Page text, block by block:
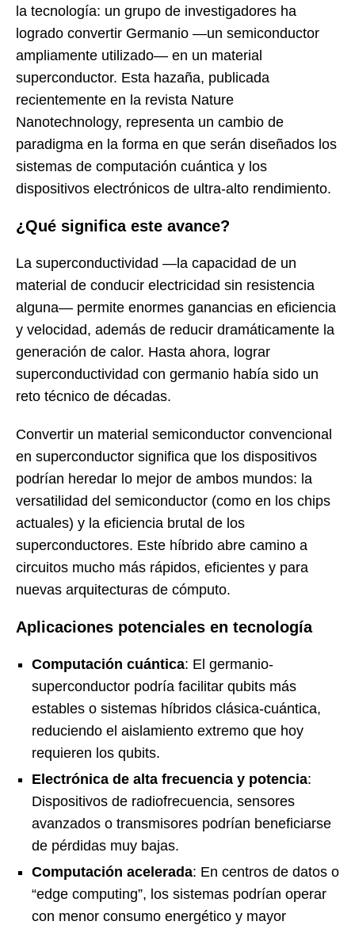
la tecnología: un grupo de investigadores ha
logrado convertir Germanio —un semiconductor
ampliamente utilizado— en un material
superconductor. Esta hazaña, publicada
recientemente en la revista Nature
Nanotechnology, representa un cambio de
paradigma en la forma en que serán diseñados los
sistemas de computación cuántica y los
dispositivos electrónicos de ultra-alto rendimiento.
¿Qué significa este avance?
La superconductividad —la capacidad de un
material de conducir electricidad sin resistencia
alguna— permite enormes ganancias en eficiencia
y velocidad, además de reducir dramáticamente la
generación de calor. Hasta ahora, lograr
superconductividad con germanio había sido un
reto técnico de décadas.
Convertir un material semiconductor convencional
en superconductor significa que los dispositivos
podrían heredar lo mejor de ambos mundos: la
versatilidad del semiconductor (como en los chips
actuales) y la eficiencia brutal de los
superconductores. Este híbrido abre camino a
circuitos mucho más rápidos, eficientes y para
nuevas arquitecturas de cómputo.
Aplicaciones potenciales en tecnología
Computación cuántica: El germanio-
superconductor podría facilitar qubits más
estables o sistemas híbridos clásica-cuántica,
reduciendo el aislamiento extremo que hoy
requieren los qubits.
Electrónica de alta frecuencia y potencia:
Dispositivos de radiofrecuencia, sensores
avanzados o transmisores podrían beneficiarse
de pérdidas muy bajas.
Computación acelerada: En centros de datos o
“edge computing”, los sistemas podrían operar
con menor consumo energético y mayor